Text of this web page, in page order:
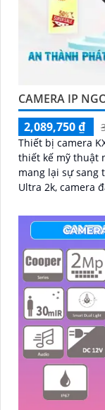
CAMERA IP
2,089,750 ₫
Thiết bị camera
thiết kế mỹ thuật
mang lại sự sang trọng
Ultra 2k, camera